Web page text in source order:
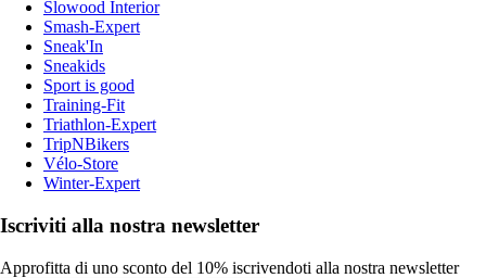
Slowood Interior
Smash-Expert
Sneak'In
Sneakids
Sport is good
Training-Fit
Triathlon-Expert
TripNBikers
Vélo-Store
Winter-Expert
Iscriviti alla nostra newsletter
Approfitta di uno sconto del 10% iscrivendoti alla nostra newsletter